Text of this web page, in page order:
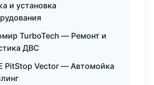
и установка
TurboTech — Ремонт и
ДВС
PitStop Vector — Автомойка